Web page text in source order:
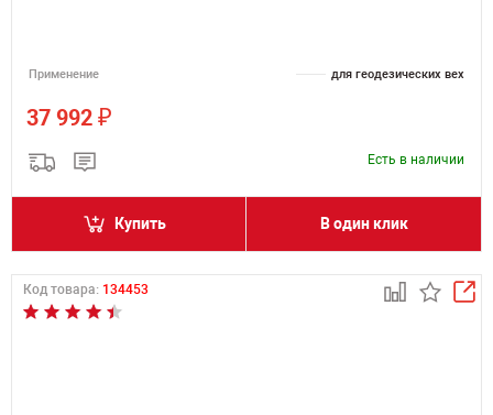
Применение для геодезических вех
37 992 ₽
Есть в наличии
Купить В один клик
Код товара: 134453